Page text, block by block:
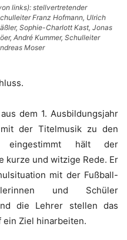
links): stellvertretender
Franz Hofmann, Ulrich
Sophie-Charlott Kast, Jonas
André Kummer, Schulleiter
Moser
dem 1. Ausbildungsjahr
der Titelmusik zu den
eingestimmt hält der
kurze und witzige Rede. Er
mit der Fußball-
und Schüler
die Lehrer stellen das
ein Ziel hinarbeiten.